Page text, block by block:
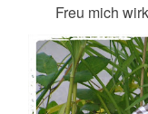
Freu mich